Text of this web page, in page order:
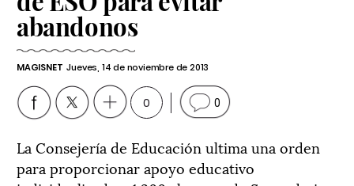
abandonos
MAGISNET Jueves, 14 de noviembre de 2013
0 0
La Consejería de Educación ultima una orden
para proporcionar apoyo educativo